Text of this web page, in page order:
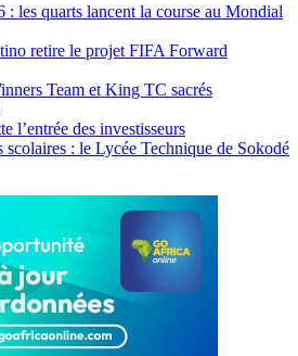
les quarts lancent la course au Mondial
retire le projet FIFA Forward
Team et King TC sacrés
l’entrée des investisseurs
scolaires : le Lycée Technique de Sokodé